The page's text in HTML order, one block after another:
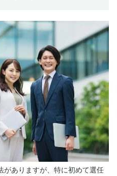
がありますが、特に初めて選任